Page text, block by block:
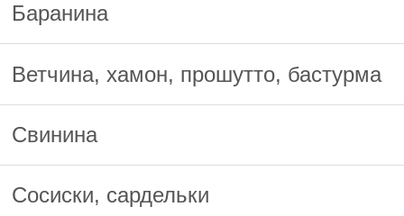
Баранина
Ветчина, хамон, прошутто, бастурма
Свинина
Сосиски, сардельки